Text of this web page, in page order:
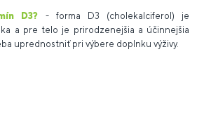
D3? - forma D3 (cholekalciferol) je
a pre telo je prirodzenejšia a účinnejšia
uprednostniť pri výbere doplnku výživy.